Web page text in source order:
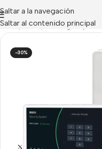
Saltar a la navegación
Saltar al contenido principal
Inicio Risco/Kits Lightsys Plus
-30%